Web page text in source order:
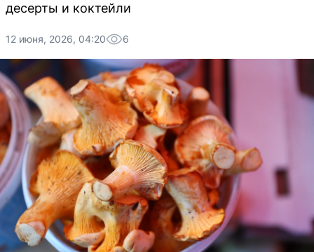
десерты и коктейли
12 июня, 2026, 04:20 6